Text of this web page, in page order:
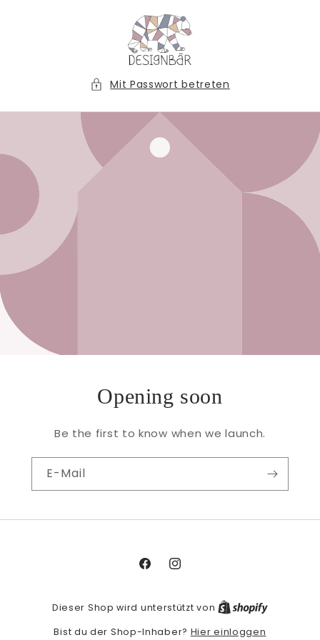
Mit Passwort betreten
Opening soon
Be the first to know when we launch.
E-Mail
FacebookInstagram
Dieser Shop wird unterstützt von
Bist du der Shop-Inhaber? Hier einloggen